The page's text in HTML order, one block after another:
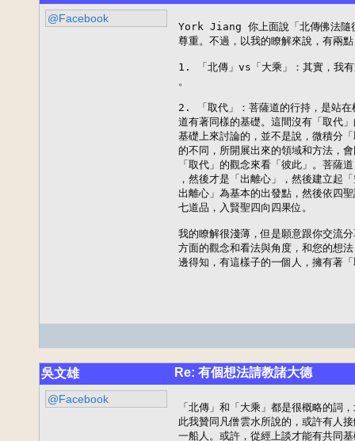
@Facebook
York Jiang 你上面說「北傳佛法隨
尊重。不過，以我的瞭解來說，有兩
1. 「北傳」vs「大乘」：其實，我有
。
2. 「取代」：菩薩道的行持，是站在
道有著同樣的基礎。這間沒有「取代
基礎上來討論的，並不是說，微積分
的不同，所開展出來的領域和方法，
「取代」的觀念來看「彼此」。菩薩
，然後才是「出離心」，然後建立起
出離心」為基本的出發點，然後依四
七道品，入賢聖四向四果位。
我的瞭解很淺薄，但是願意跟你交流
方面的觀念和看法與角度，和您的想
邊得知，有這樣子的一個人，擁有著
吳文雄 Re: 有個想法請教諸大德
@Facebook
「北傳」和「大乘」都是很概略的詞
此我贊同凡僧雲水所說的，或許有人
一船人。或許，從經上談才能有共同